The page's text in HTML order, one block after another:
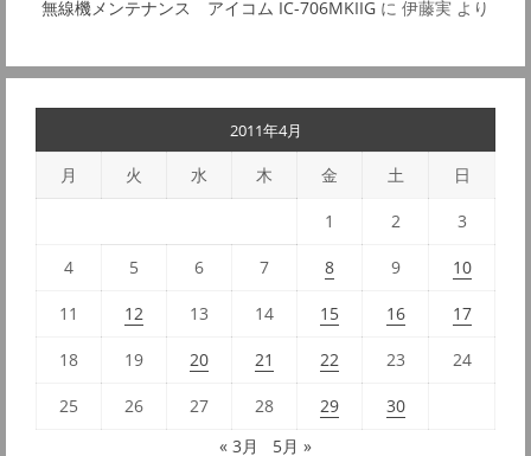
無線機メンテナンス アイコム IC-706MKIIG に 伊藤実 より
2011年4月
月 火 水 木 金 土 日
1 2 3
4 5 6 7 8 9 10
11 12 13 14 15 16 17
18 19 20 21 22 23 24
25 26 27 28 29
30
« 3月
5月 »